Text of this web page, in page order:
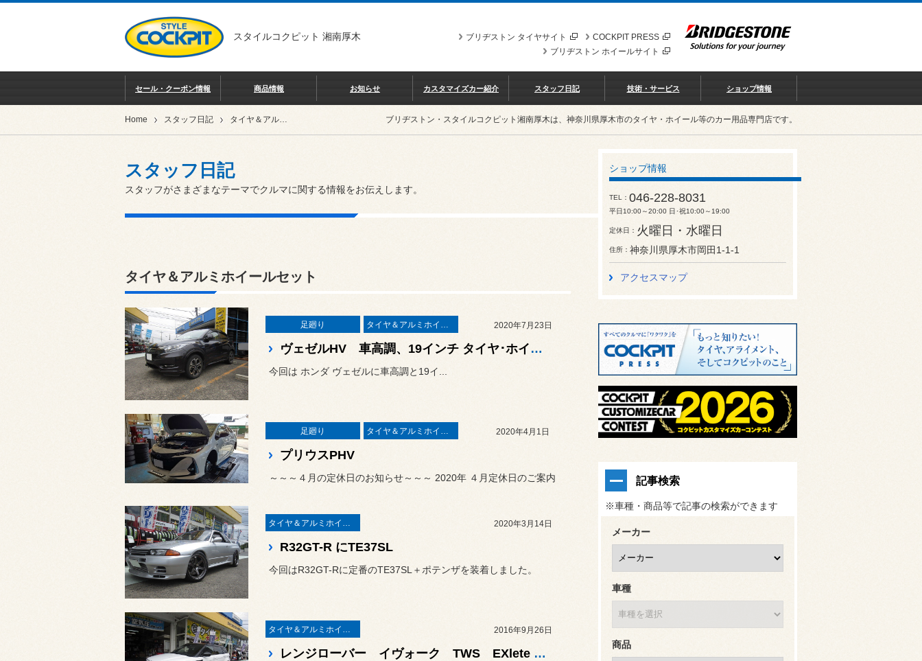
スタイルコクピット 湘南厚木 COCKPIT PRESS
ブリヂストン タイヤサイト
ブリヂストン ホイールサイト
セール・クーポン情報 商品情報 お知らせ カスタマイズカー紹介 スタッフ日記 技術・サービス ショップ情報
Home スタッフ日記 タイヤ＆アルミホイールセット ブリヂストン・スタイルコクピット湘南厚木は、神奈川県厚木市のタイヤ・ホイール等のカー用品専門店です。
スタッフ日記
スタッフがさまざまなテーマでクルマに関する情報をお伝えします。
タイヤ＆アルミホイールセット
足廻り タイヤ＆アルミホイールセット 2020年7月23日
ヴェゼルHV 車高調、19インチ タイヤ･ホイールセット取付け
今回は ホンダ ヴェゼルに車高調と19イ...
足廻り タイヤ＆アルミホイールセット 2020年4月1日
プリウスPHV
～～～４月の定休日のお知らせ～～～ 2020年 ４月定休日のご案内
タイヤ＆アルミホイールセット 2020年3月14日
R32GT-R にTE37SL
今回はR32GT-Rに定番のTE37SL＋ポテンザを装着しました。
タイヤ＆アルミホイールセット 2016年9月26日
レンジローバー イヴォーク TWS EXlete 107M Exe 22ｲﾝﾁ
ショップ情報
TEL 046-228-8031
平日10:00～20:00 日･祝10:00～19:00
定休日 火曜日・水曜日
住所 神奈川県厚木市岡田1-1-1
アクセスマップ
記事検索
※車種・商品等で記事の検索ができます
メーカー
車種
商品